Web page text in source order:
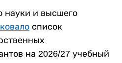
науки и высшего
список
на 2026/27 учебный